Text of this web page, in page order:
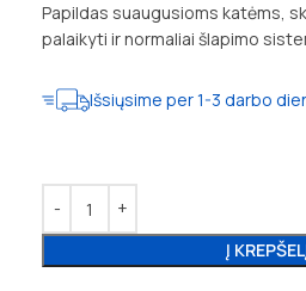
Papildas suaugusioms katėms,
palaikyti ir normaliai šlapimo
Išsiųsime per 1-3 darbo
Į